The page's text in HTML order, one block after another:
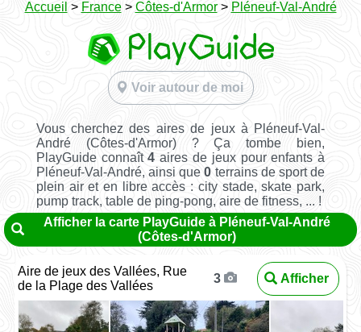
Accueil > France> Côtes-d'Armor> Pléneuf-Val-André
Voir autour de moi
Vous cherchez des aires de jeux à Pléneuf-Val-
André (Côtes-d'Armor) ? Ça tombe bien,
PlayGuide connaît4 aires de jeux pour enfants à
Pléneuf-Val-André, ainsi que0 terrains de sport de
plein air et en libre accès : city stade, skate park,
pump track, table de ping-pong, aire de fitness, ... !
Afficher la carte PlayGuide à Pléneuf-Val-André
(Côtes-d'Armor)
Aire de jeux des Vallées, Rue
de la Plage des Vallées
3 Afficher